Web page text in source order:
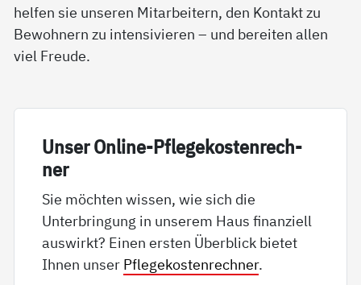
helfen sie unseren Mitarbeitern, den Kontakt zu
Bewohnern zu intensivieren – und bereiten allen
viel Freude.
Un­ser On­li­ne-Pf­le­ge­kos­ten­rech­
ner
Sie möchten wissen, wie sich die
Unterbringung in unserem Haus finanziell
auswirkt? Einen ersten Überblick bietet
Ihnen unser Pflegekostenrechner.